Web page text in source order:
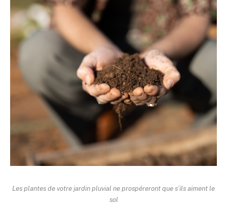
Les plantes de votre jardin pluvial ne prospéreront que s’ils aiment le
sol